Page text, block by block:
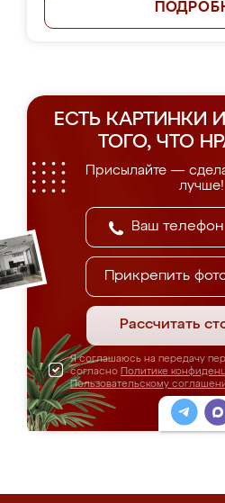
ЕСТЬ КАРТИНКИ
ТОГО, ЧТО
Присылайте —
лучше!
Прикрепить
Рассчитать
Я соглашаюсь на передачу
согласно Политике
Пользовательскому